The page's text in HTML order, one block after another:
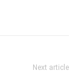
Next article